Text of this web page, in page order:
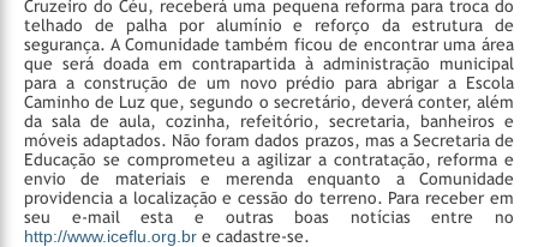
Cruzeiro do Céu, receberá uma pequena reforma para troca do
telhado de palha por alumínio e reforço da estrutura de
segurança. A Comunidade também ficou de encontrar uma área
que será doada em contrapartida à administração municipal
para a construção de um novo prédio para abrigar a Escola
Caminho de Luz que, segundo o secretário, deverá conter, além
da sala de aula, cozinha, refeitório, secretaria, banheiros e
móveis adaptados. Não foram dados prazos, mas a Secretaria de
Educação se comprometeu a agilizar a contratação, reforma e
envio de materiais e merenda enquanto a Comunidade
providencia a localização e cessão do terreno. Para receber em
seu e-mail esta e outras boas notícias entre no
http://www.iceflu.org.br e cadastre-se.